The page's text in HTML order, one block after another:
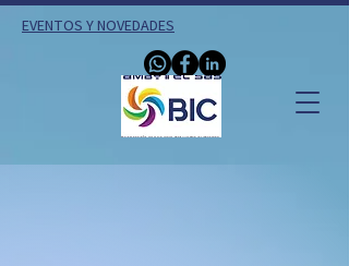
EVENTOS Y NOVEDADES